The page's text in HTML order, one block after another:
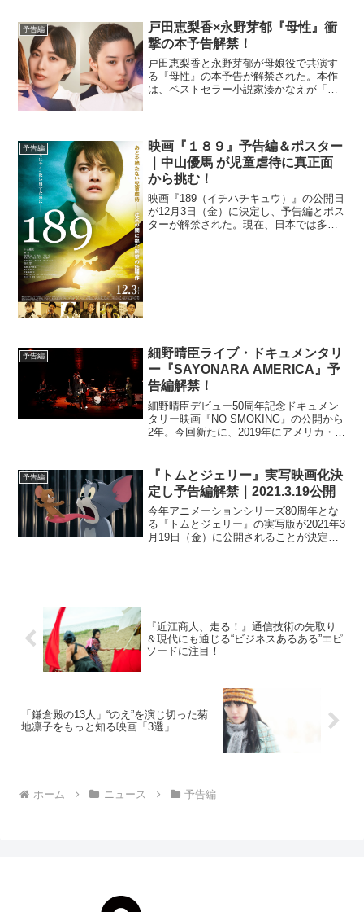
予告編
戸田恵梨香×永野芽郁『母性』衝
撃の本予告解禁！
戸田恵梨香と永野芽郁が母娘役で共演す
る『母性』の本予告が解禁された。本作
は、ベストセラー小説家湊かなえが「こ
った本予告では、衝撃の内...
予告編
映画『１８９』予告編＆ポスター
｜中山優馬 が児童虐待に真正面
から挑む！
映画『189（イチハチキュウ）』の公開日
が12月3日（金）に決定し、予告編とポス
ターが解禁された。現在、日本では多く
予告編
細野晴臣ライブ・ドキュメンタリ
ー『SAYONARA AMERICA』予
告編解禁！
細野晴臣デビュー50周年記念ドキュメン
タリー映画『NO SMOKING』の公開から
2年。今回新たに、2019年にアメリカ・ニ
ークシーンをまとめたライブ・ドキュメ
ンタリー...
予告編
『トムとジェリー』実写映画化決
定し予告編解禁｜2021.3.19公開
今年アニメーションシリーズ80周年とな
る『トムとジェリー』の実写版が2021年3
月19日（金）に公開されることが決定
『近江商人、走る！』通信技術の先取り
＆現代にも通じる“ビジネスあるある”エピ
ソードに注目！
「鎌倉殿の13人」“のえ”を演じ切った菊
地凛子をもっと知る映画「3選」
ホーム ニュース 予告編